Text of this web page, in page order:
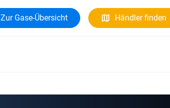
Zur Gase-Übersicht Händler finden